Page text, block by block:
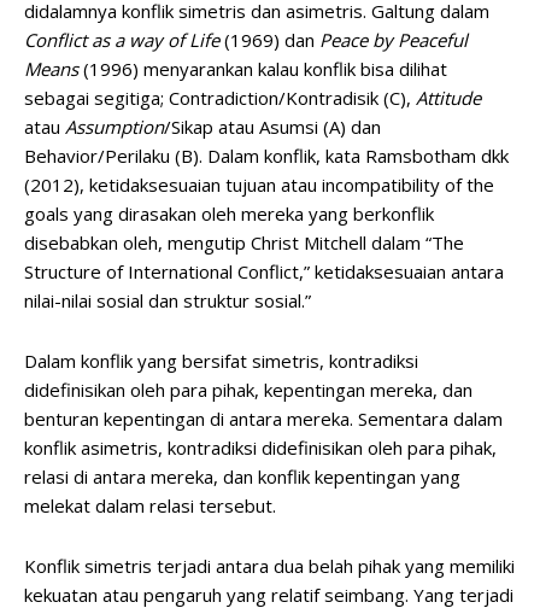
didalamnya konflik simetris dan asimetris. Galtung dalam
Conflict as a way of Life(1969) dan Peace by Peaceful
Means(1996) menyarankan kalau konflik bisa dilihat
sebagai segitiga; Contradiction/Kontradisik (C), Attitude
atau Assumption/Sikap atau Asumsi (A) dan
Behavior/Perilaku (B). Dalam konflik, kata Ramsbotham dkk
(2012), ketidaksesuaian tujuan atau incompatibility of the
goals yang dirasakan oleh mereka yang berkonflik
disebabkan oleh, mengutip Christ Mitchell dalam “The
Structure of International Conflict,” ketidaksesuaian antara
nilai-nilai sosial dan struktur sosial.”
Dalam konflik yang bersifat simetris, kontradiksi
didefinisikan oleh para pihak, kepentingan mereka, dan
benturan kepentingan di antara mereka. Sementara dalam
konflik asimetris, kontradiksi didefinisikan oleh para pihak,
relasi di antara mereka, dan konflik kepentingan yang
melekat dalam relasi tersebut.
Konflik simetris terjadi antara dua belah pihak yang memiliki
kekuatan atau pengaruh yang relatif seimbang. Yang terjadi